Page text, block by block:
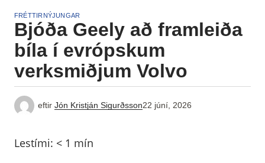
FRÉTTIR NÝJUNGAR
Bjóða Geely að framleiða
bíla í evrópskum
verksmiðjum Volvo
eftir Jón Kristján Sigurðsson22 júní, 2026
Lestími: < 1 mín